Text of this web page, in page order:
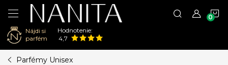
Nájdi si
parfém
Hodnotenie:
4,7
Parfémy Unisex